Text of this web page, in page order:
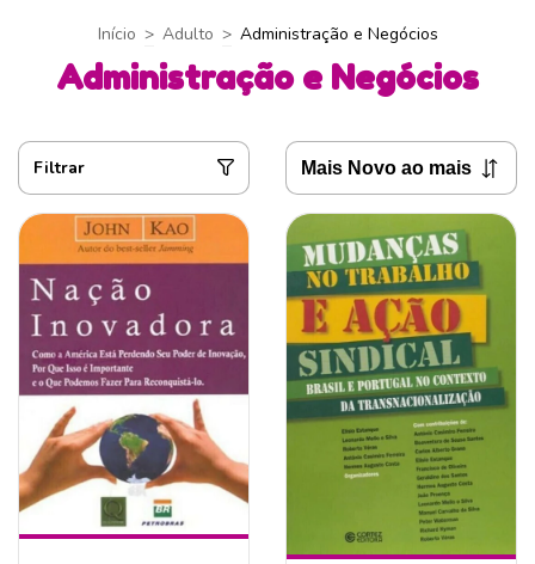
Início > Adulto > Administração e Negócios
Administração e Negócios
Filtrar